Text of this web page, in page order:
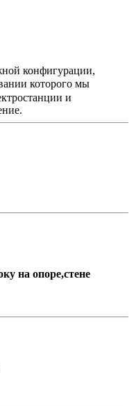
конфигурации,
которого мы
и
на опоре,стене